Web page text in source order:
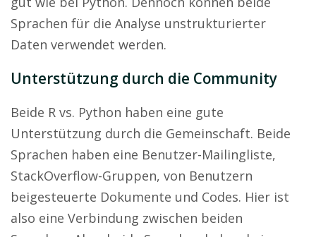
Sprachen für die Analyse unstrukturierter
Daten verwendet werden.
Unterstützung durch die Community
Beide R vs. Python haben eine gute
Unterstützung durch die Gemeinschaft. Beide
Sprachen haben eine Benutzer-Mailingliste,
StackOverflow-Gruppen, von Benutzern
beigesteuerte Dokumente und Codes. Hier ist
also eine Verbindung zwischen beiden